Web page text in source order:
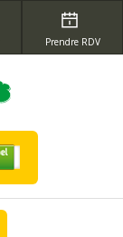
Prendre RDV